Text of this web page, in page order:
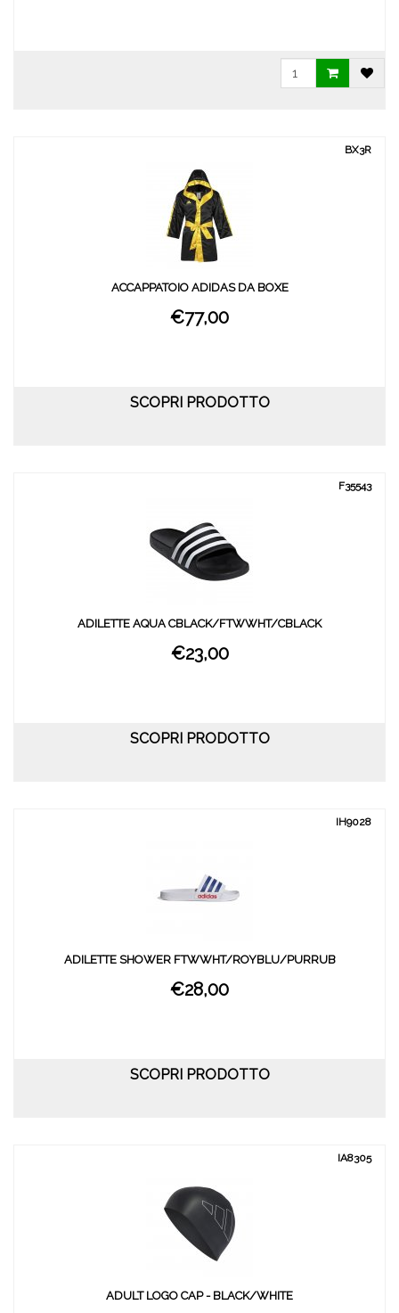
BX3R
ACCAPPATOIO ADIDAS DA BOXE
€77,00
SCOPRI PRODOTTO
F35543
ADILETTE AQUA CBLACK/FTWWHT/CBLACK
€23,00
SCOPRI PRODOTTO
IH9028
ADILETTE SHOWER FTWWHT/ROYBLU/PURRUB
€28,00
SCOPRI PRODOTTO
IA8305
ADULT LOGO CAP - BLACK/WHITE